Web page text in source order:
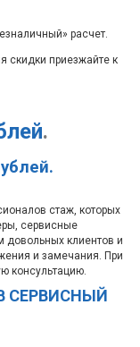
расчет.
скидки приезжайте к
.
стаж, которых
сервисные
довольных клиентов и
и замечания. При
консультацию.
СЕРВИСНЫЙ